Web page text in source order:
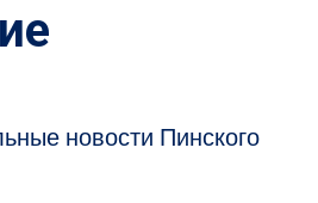
новости Пинского